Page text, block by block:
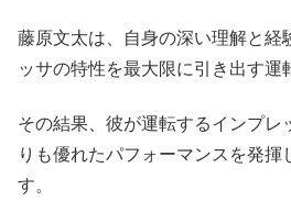
藤原文太は、自身の深い理解と経
ッサの特性を最大限に引き出す運
その結果、彼が運転するインプレ
りも優れたパフォーマンスを発
す。